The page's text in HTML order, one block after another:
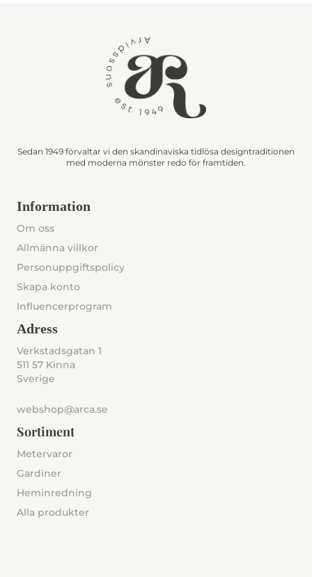
Sedan 1949 förvaltar vi den skandinaviska tidlösa designtraditionen
med moderna mönster redo för framtiden.
Information
Om oss
Allmänna villkor
Personuppgiftspolicy
Skapa konto
Influencerprogram
Adress
Verkstadsgatan 1
511 57 Kinna
Sverige
webshop@arca.se
Sortiment
Metervaror
Gardiner
Heminredning
Alla produkter